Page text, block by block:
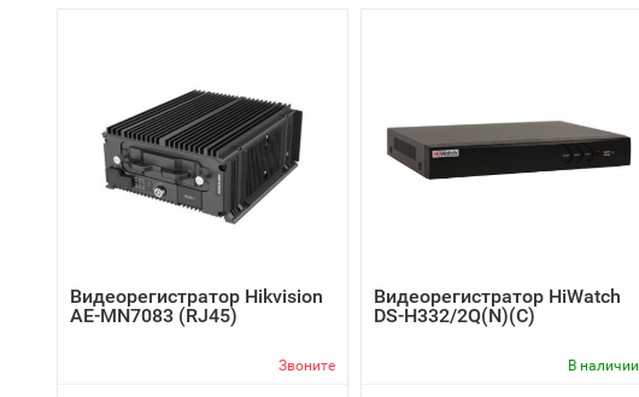
Видеорегистратор Hikvision
AE-MN7083 (RJ45)
Звоните
Видеорегистратор HiWatch
DS-H332/2Q(N)(C)
В наличии